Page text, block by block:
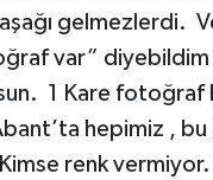
gelmezlerdi.
var” diyebildim
1 Kare fotoğraf
hepimiz , bu
renk